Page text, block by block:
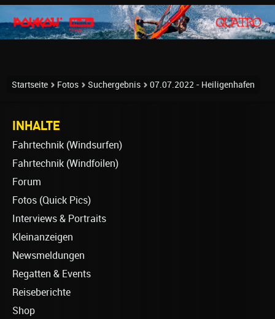
Startseite Fotos Suchergebnis 07.07.2022 - Heiligenhafen
INHALTE
Fahrtechnik (Windsurfen)
Fahrtechnik (Windfoilen)
Forum
Fotos (Quick Pics)
Interviews & Portraits
Kleinanzeigen
Newsmeldungen
Regatten & Events
Reiseberichte
Shop